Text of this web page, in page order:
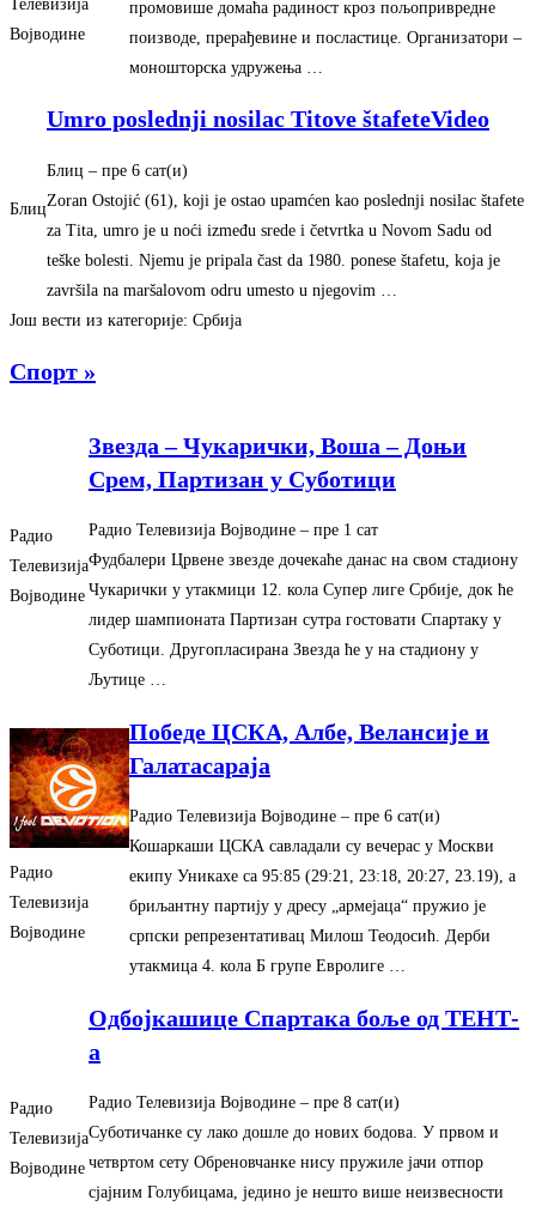
Телевизија
Војводине
промовише домаћа радиност кроз пољопривредне
поизводе, прерађевине и посластице. Организатори –
моношторска удружења …
Блиц
Umro poslednji nosilac Titove štafeteVideo
Блиц – ‎пре 6 сат(и)‎
Zoran Ostojić (61), koji je ostao upamćen kao poslednji nosilac štafete
za Tita, umro je u noći između srede i četvrtka u Novom Sadu od
teške bolesti. Njemu je pripala čast da 1980. ponese štafetu, koja je
završila na maršalovom odru umesto u njegovim …
Још вести из категорије: Србија
Спорт »
Радио
Телевизија
Војводине
Звезда – Чукарички, Воша – Доњи
Срем, Партизан у Суботици
Радио Телевизија Војводине – ‎пре 1 сат‎
Фудбалери Црвене звезде дочекаће данас на свом стадиону
Чукарички у утакмици 12. кола Супер лиге Србије, док ће
лидер шампионата Партизан сутра гостовати Спартаку у
Суботици. Другопласирана Звезда ће у на стадиону у
Љутице …
Радио
Телевизија
Војводине
Победе ЦСКА, Албе, Велансије и
Галатасараја
Радио Телевизија Војводине – ‎пре 6 сат(и)‎
Кошаркаши ЦСКА савладали су вечерас у Москви
екипу Уникахе са 95:85 (29:21, 23:18, 20:27, 23.19), а
бриљантну партију у дресу „армејаца“ пружио је
српски репрезентативац Милош Теодосић. Дерби
утакмица 4. кола Б групе Евролиге …
Радио
Телевизија
Војводине
Одбојкашице Спартака боље од ТЕНТ-
а
Радио Телевизија Војводине – ‎пре 8 сат(и)‎
Суботичанке су лако дошле до нових бодова. У првом и
четвртом сету Обреновчанке нису пружиле јачи отпор
сјајним Голубицама, једино је нешто више неизвесности